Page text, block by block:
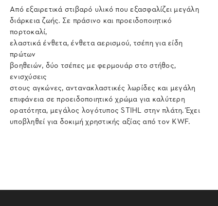
Από εξαιρετικά στιβαρό υλικό που εξασφαλίζει μεγάλη
διάρκεια ζωής. Σε πράσινο και προειδοποιητικό
πορτοκαλί,
ελαστικά ένθετα, ένθετα αερισμού, τσέπη για είδη
πρώτων
βοηθειών, δύο τσέπες με φερμουάρ στο στήθος,
ενισχύσεις
στους αγκώνες, αντανακλαστικές λωρίδες και μεγάλη
επιφάνεια σε προειδοποιητικό χρώμα για καλύτερη
ορατότητα, μεγάλος λογότυπος STIHL στην πλάτη. Έχει
υποβληθεί για δοκιμή χρηστικής αξίας από τον KWF.